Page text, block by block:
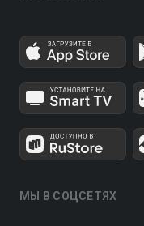
МЫ В СОЦСЕТЯХ